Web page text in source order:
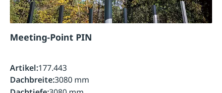
Meeting-Point PIN
Artikel:177.443
Dachbreite:3080 mm